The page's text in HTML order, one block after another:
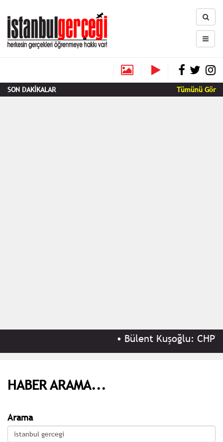
SON DAKİKALAR Tümünü Gör
•Bülent Kuşoğlu:
HABER ARAMA...
Arama